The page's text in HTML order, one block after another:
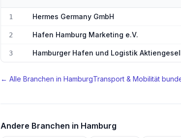
Transport & Mobilitätin Hamburg
1 Hermes Germany GmbH
2 Hafen Hamburg Marketing e.V.
3 Hamburger Hafen und Logistik
← Alle Branchen in HamburgTransport & Mobilität
Andere Branchen in Hamburg